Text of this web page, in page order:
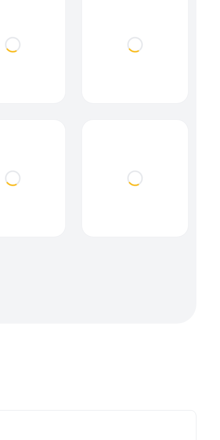
Loading... Loading...
Loading... Loading...